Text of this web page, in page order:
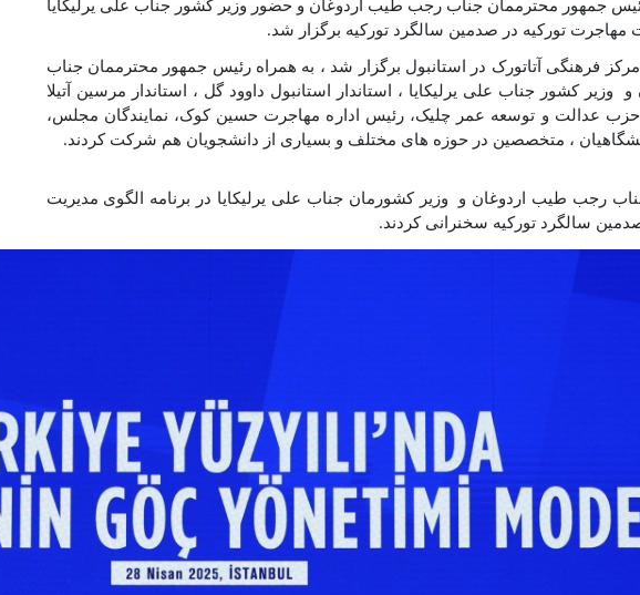
جمهور محترممان جناب رجب طیب اردوغان و حضور وزیر کشور جناب علی یرلیکایا
مهاجرت تورکیه در صدمین سالگرد تورکیه برگزار شد.
مرکز فرهنگی آتاتورک در استانبول برگزار شد ، به همراه رئیس جمهور محترممان جناب
کشور جناب علی یرلیکایا ، استاندار استانبول داوود گل ، استاندار مرسین آتیلا
عدالت و توسعه عمر چلیک، رئیس اداره مهاجرت حسین کوک، نمایندگان مجلس،
، متخصصین در حوزه های مختلف و بسیاری از دانشجویان هم شرکت کردند.
رجب طیب اردوغان و وزیر کشورمان جناب علی یرلیکایا در برنامه الگوی مدیریت
سالگرد تورکیه سخنرانی کردند.